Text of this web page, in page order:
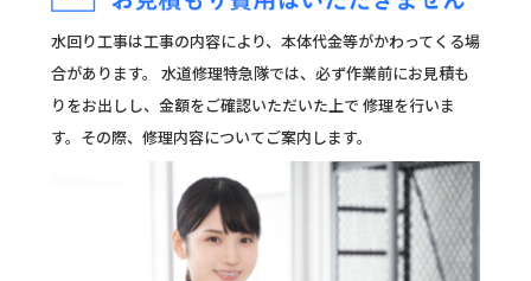
水回り工事は工事の内容により、本体代金等がかわってくる場
合があります。 水道修理特急隊では、必ず作業前にお見積も
りをお出しし、金額をご確認いただいた上で 修理を行いま
す。その際、修理内容についてご案内します。